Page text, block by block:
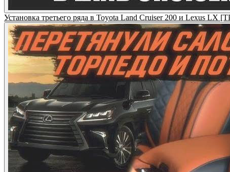
Установка третьего ряда в Toyota Land Cruiser 200 и Lexus